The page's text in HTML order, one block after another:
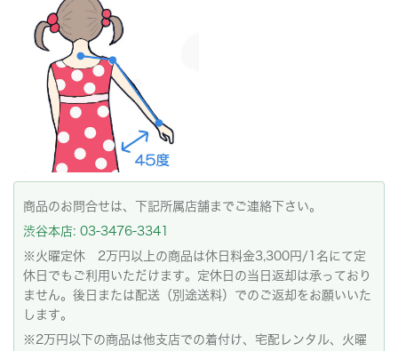
商品のお問合せは、下記所属店舗までご連絡下さい。
渋谷本店: 03-3476-3341
※火曜定休 2万円以上の商品は休日料金3,300円/1名にて定
休日でもご利用いただけます。定休日の当日返却は承っており
ません。後日または配送（別途送料）でのご返却をお願いいた
します。
※2万円以下の商品は他支店での着付け、宅配レンタル、火曜